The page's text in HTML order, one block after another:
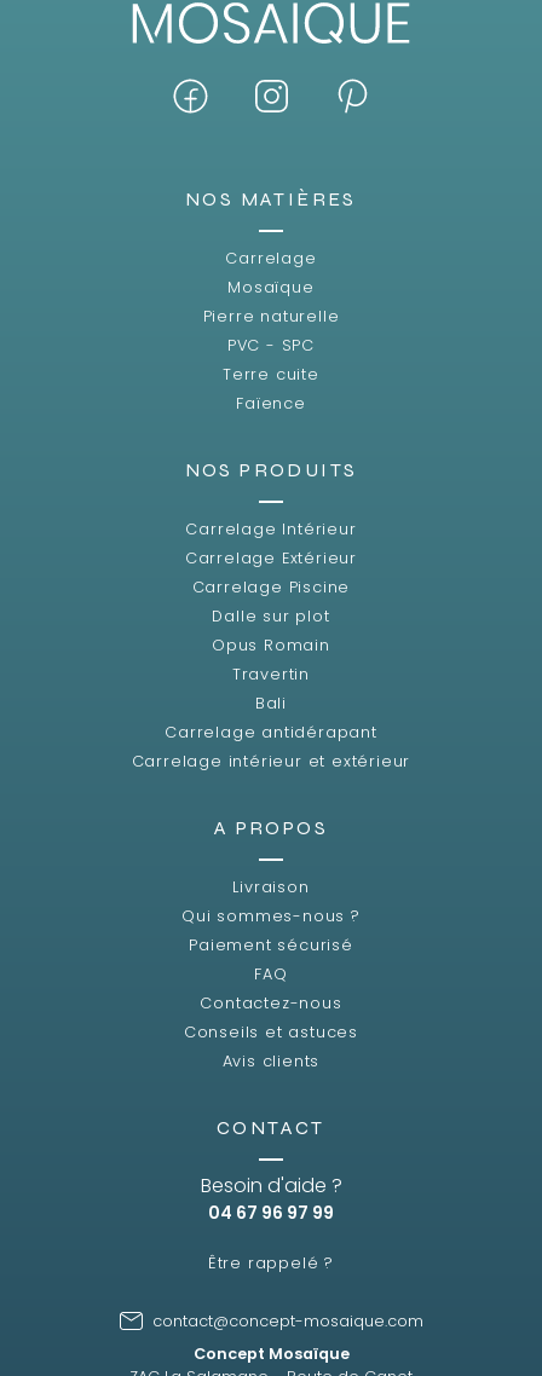
NOS MATIÈRES
Carrelage
Mosaïque
Pierre naturelle
PVC - SPC
Terre cuite
Faïence
NOS PRODUITS
Carrelage Intérieur
Carrelage Extérieur
Carrelage Piscine
Dalle sur plot
Opus Romain
Travertin
Bali
Carrelage antidérapant
Carrelage intérieur et extérieur
A PROPOS
Livraison
Qui sommes-nous ?
Paiement sécurisé
FAQ
Contactez-nous
Conseils et astuces
Avis clients
CONTACT
Besoin d'aide ?
04 67 96 97 99
Être rappelé ?
contact@concept-mosaique.com
Concept Mosaïque